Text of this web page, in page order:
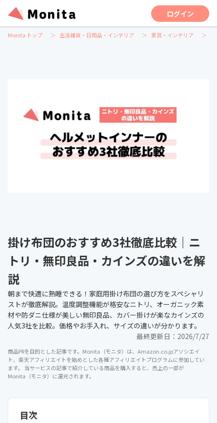
ログイン
Monita トップ 生活雑貨・日用品・インテリア 家具・インテリア
掛け布団のおすすめ3社徹底比較｜ニ
トリ・無印良品・カインズの違いを解
説
朝まで快適に熟睡できる！家庭用掛け布団の選び方をスペシャリ
ストが徹底解説。温度調整機能が格安なニトリ、オーガニック素
材や防ダニ仕様が美しい無印良品、カバー掛けが楽なカインズの
人気3社を比較。価格やお手入れ、サイズの違いが分かります。
最終更新日： 2026/7/27
商品PRを目的とした記事です。Monita（モニタ）は、Amazon.co.jpアソシエイ
ト、楽天アフィリエイトを始めとした各種アフィリエイトプログラムに参加してい
ます。 当サービスの記事で紹介している商品を購入すると、売上の一部が
Monita（モニタ）に還元されます。
目次